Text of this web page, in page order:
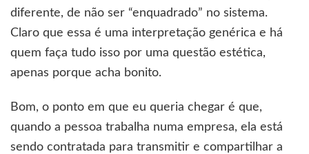
diferente, de não ser “enquadrado” no sistema.
Claro que essa é uma interpretação genérica e há
quem faça tudo isso por uma questão estética,
apenas porque acha bonito.
Bom, o ponto em que eu queria chegar é que,
quando a pessoa trabalha numa empresa, ela está
sendo contratada para transmitir e compartilhar a